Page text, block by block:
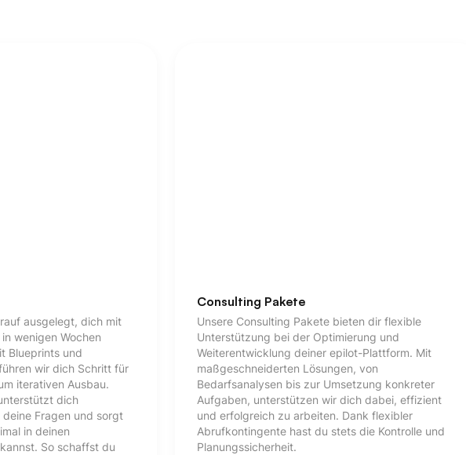
ausgelegt, dich mit
wenigen Wochen
Blueprints und
wir dich Schritt für
iterativen Ausbau.
dich
Fragen und sorgt
in deinen
So schaffst du
Consulting Pakete
Unsere Consulting Pakete bieten dir flexible
Unterstützung bei der Optimierung und
Weiterentwicklung deiner epilot-Plattform. Mit
maßgeschneiderten Lösungen, von
Bedarfsanalysen bis zur Umsetzung konkreter
Aufgaben, unterstützen wir dich dabei, effizient
und erfolgreich zu arbeiten. Dank flexibler
Abrufkontingente hast du stets die Kontrolle und
Planungssicherheit.